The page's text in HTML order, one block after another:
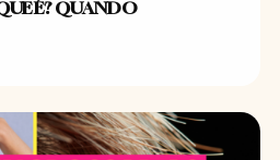
É? QUANDO